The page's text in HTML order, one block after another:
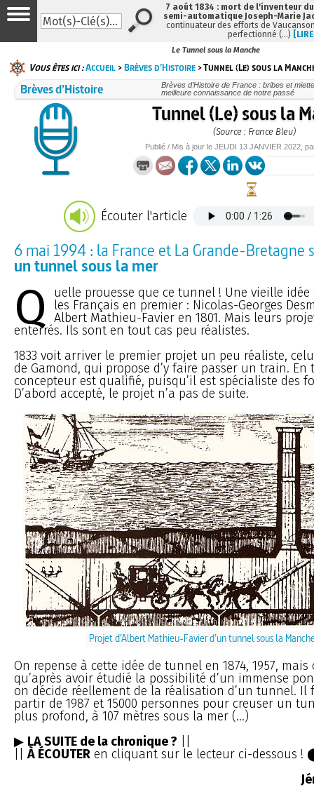
Le Tunnel sous la Manche
Vous êtes ici :Accueil >Brèves d’Histoire > Tunnel (Le) sous la
Brèves d’Histoire
Brèves d’Histoire de France : bribes et
meilleure connaissance de notre passé
Tunnel (Le) sous la
(Source : France Bleu)
Publié / Mis à jour le JEUDI 13 JANVIER 2022 ,
Écouter l'article
6 mai 1994 : la France et La Grande-Bretagne
un tunnel sous la mer
Q uelle prouesse que ce tunnel ! Une vieille
les Français en premier : Nicolas-Georges
Albert Mathieu-Favier en 1801. Mais leurs
enterrés. Ils sont en tout cas peu réalistes.
1833 voit arriver le premier projet un peu réaliste,
de Gamond, qui propose d’y faire passer un train. En
concepteur est qualifié, puisqu’il est spécialiste des
D’abord accepté, le projet n’a pas de suite.
Projet d’Albert Mathieu-Favier d’un tunnel sous la
On repense à cette idée de tunnel en 1874, 1957, mais
qu’après avoir étudié la possibilité d’un immense
on décide réellement de la réalisation d’un tunnel. Il
partir de 1987 et 15000 personnes pour creuser un
plus profond, à 107 mètres sous la mer (...)
▶ LA SUITE de la chronique ?
||À ÉCOUTER en cliquant sur le lecteur ci-dessous !
7 août 1834 : mort de l'inventeur
semi-automatique Joseph-Marie
continuateur des efforts de
perfectionné (…)